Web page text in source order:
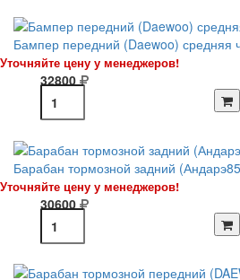
Бампер передний (Daewoo) средняя
Уточняйте цену у менеджеров!
32800
Барабан тормозной задний
Уточняйте цену у менеджеров!
30600